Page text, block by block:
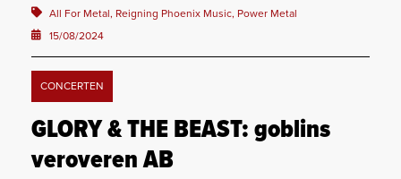
All For Metal, Reigning Phoenix Music, Power Metal
15/08/2024
CONCERTEN
GLORY & THE BEAST: goblins
veroveren AB